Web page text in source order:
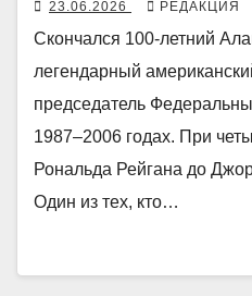
23.06.2026 РЕДАКЦИЯ
Скончался 100-летний
легендарный
председатель
1987–2006 годах. При
Рональда Рейгана до
Один из тех, кто…